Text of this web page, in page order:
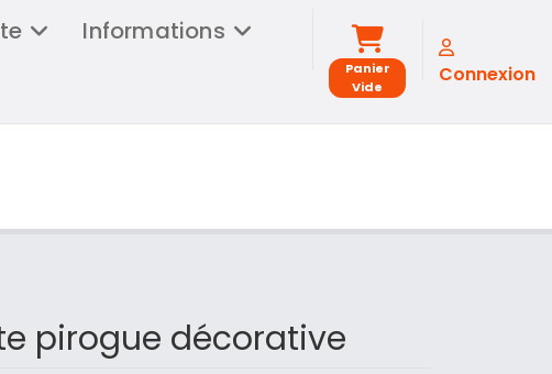
Informations
Panier
Vide
Connexion
pirogue décorative